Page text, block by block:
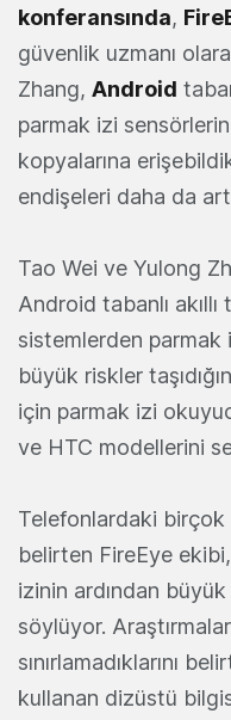
konferansında,
güvenlik uzmanı
Zhang, Android
parmak izi
kopyalarına
endişeleri daha da
Tao Wei ve Yulong
Android tabanlı akıllı
sistemlerden
büyük riskler
için parmak izi
ve HTC modellerini
Telefonlardaki
belirten FireEye
izinin ardından
söylüyor.
sınırlamadıklarını
kullanan dizüstü